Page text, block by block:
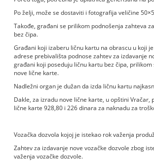
Po želji, može se dostaviti i fotografija veličine
Takođe, građani se prilikom podnošenja zahteva
bez čipa.
Građani koji izaberu ličnu kartu na obrascu u koji
adrese prebivališta podnose zahtev za izdavanje
građani koji poseduju ličnu kartu bez čipa,
nove lične karte.
Nadležni organ je dužan da izda ličnu kartu
Dakle, za izradu nove lične karte, u opštini
lične karte 928,80 i 226 dinara za naknadu za
Vozačka dozvola kojoj je istekao rok važenja
Zahtev za izdavanje nove vozačke dozvole zbog
važenja vozačke dozvole.